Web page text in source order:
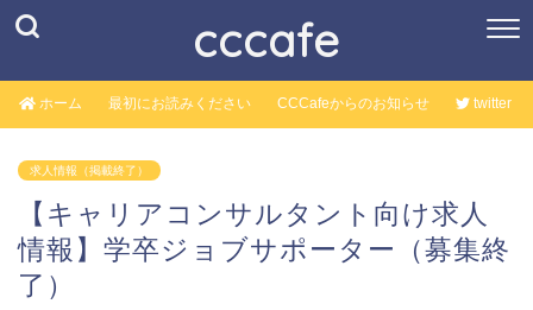
cccafe
ホーム 最初にお読みください CCCafeからのお知らせ twitter
求人情報（掲載終了）
【キャリアコンサルタント向け求人
情報】学卒ジョブサポーター（募集終
了）